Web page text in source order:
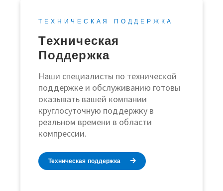
Техническая
Поддержка
ТЕХНИЧЕСКАЯ ПОДДЕРЖКА
Наши специалисты по технической
поддержке и обслуживанию готовы
оказывать вашей компании
круглосуточную поддержку в
реальном времени в области
компрессии.
Техническая поддержка